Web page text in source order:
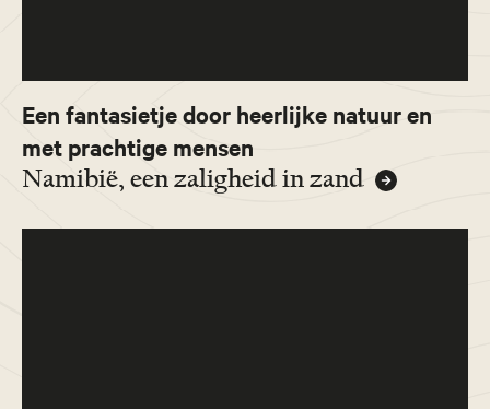
Een fantasietje door heerlijke natuur en
met prachtige mensen
Namibië, een zaligheid in zand